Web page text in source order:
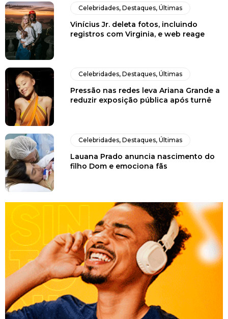
Celebridades,Destaques,Últimas
Vinícius Jr. deleta fotos, incluindo
registros com Virginia, e web reage
Celebridades,Destaques,Últimas
Pressão nas redes leva Ariana Grande a
reduzir exposição pública após turnê
Celebridades,Destaques,Últimas
Lauana Prado anuncia nascimento do
filho Dom e emociona fãs